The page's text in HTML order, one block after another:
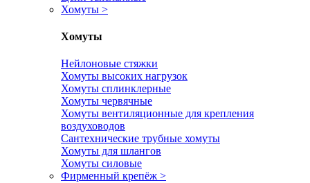
Хомуты >
Хомуты
Нейлоновые стяжки
Хомуты высоких нагрузок
Хомуты сплинклерные
Хомуты червячные
Хомуты вентиляционные для крепления
воздуховодов
Сантехнические трубные хомуты
Хомуты для шлангов
Хомуты силовые
Фирменный крепёж >